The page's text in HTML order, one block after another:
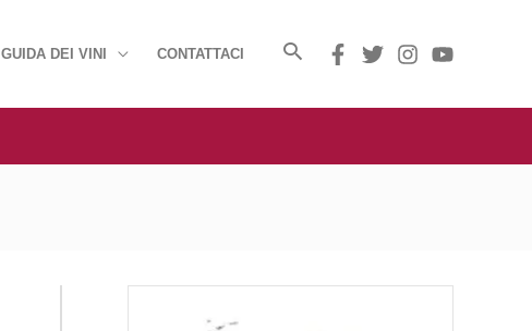
GUIDA DEI VINI CONTATTACI